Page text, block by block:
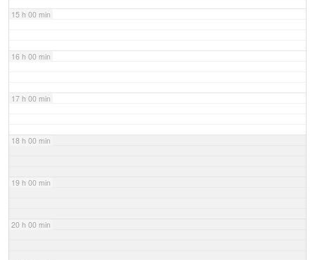
15 h 00 min
16 h 00 min
17 h 00 min
18 h 00 min
19 h 00 min
20 h 00 min